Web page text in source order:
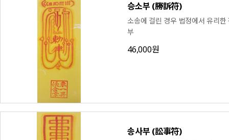
승소부 (勝訴符)
소송에 걸린 경우 법정에서 유리
부
46,000원
송사부 (訟事符)